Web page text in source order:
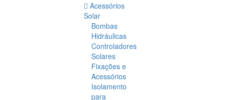
Acessórios
Solar
Bombas
Hidráulicas
Controladores
Solares
Fixações e
Acessórios
Isolamento
para